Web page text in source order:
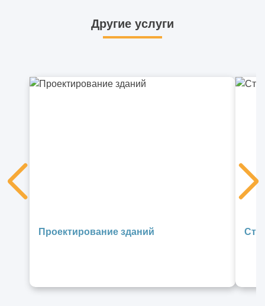
Другие услуги
Проектирование зданий